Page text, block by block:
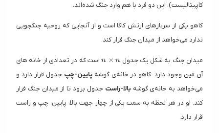
کاپیتالیست)، این دو فرد با هم وارد جنگ شده‌اند.
کاهو یکی از سربازهای ارتش کاکا است و از آنجایی که روحیه جنگجویی
ندارد می‌خواهد از میدان جنگ فرار کند.
میدان جنگ به شکل یک جدول
n \times n
n × n
است که در تعدادی از خانه های
آن مین وجود دارد. کاهو در خانه‌ی گوشهپایین-چپ جدول قرار دارد و
می‌خواهد به خانه‌ی گوشه بالا-راست جدول برود تا از میدان جنگ فرار
کند. او در هر لحظه به سمت یکی از چهار جهت بالا، پایین، چپ و راست
قرار دارد.